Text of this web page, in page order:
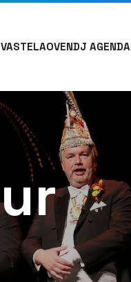
VASTELAOVENDJ AGENDA